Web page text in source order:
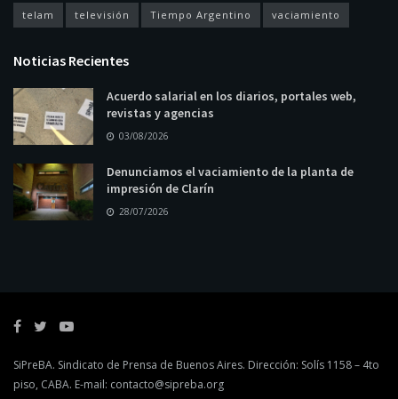
telam televisión Tiempo Argentino vaciamiento
Noticias Recientes
Acuerdo salarial en los diarios, portales web,
revistas y agencias
03/08/2026
Denunciamos el vaciamiento de la planta de
impresión de Clarín
28/07/2026
SiPreBA. Sindicato de Prensa de Buenos Aires. Dirección: Solís 1158 – 4to
piso, CABA. E-mail: contacto@sipreba.org